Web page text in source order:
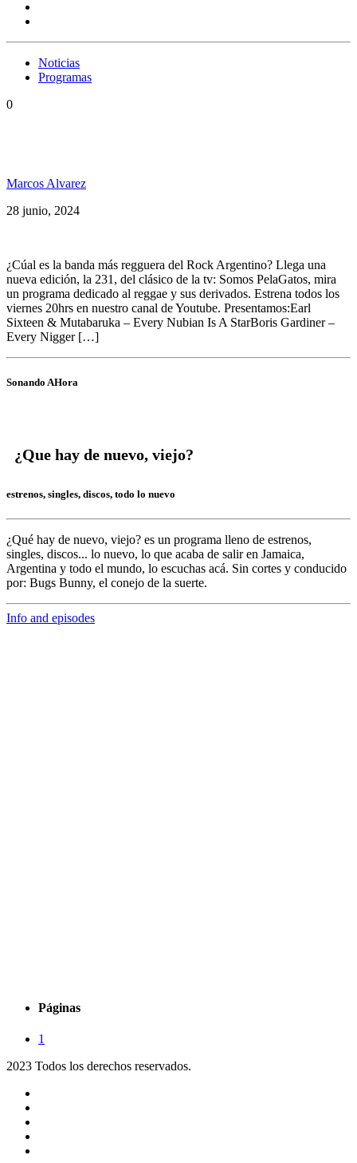
Noticias
Programas
0
Marcos Alvarez
28 junio, 2024
¿Cúal es la banda más regguera del Rock Argentino? Llega una
nueva edición, la 231, del clásico de la tv: Somos PelaGatos, mira
un programa dedicado al reggae y sus derivados. Estrena todos los
viernes 20hrs en nuestro canal de Youtube. Presentamos:Earl
Sixteen & Mutabaruka – Every Nubian Is A StarBoris Gardiner –
Every Nigger […]
Sonando AHora
¿Que hay de nuevo, viejo?
estrenos, singles, discos, todo lo nuevo
¿Qué hay de nuevo, viejo? es un programa lleno de estrenos,
singles, discos... lo nuevo, lo que acaba de salir en Jamaica,
Argentina y todo el mundo, lo escuchas acá. Sin cortes y conducido
por: Bugs Bunny, el conejo de la suerte.
Info and episodes
Páginas
1
2023 Todos los derechos reservados.